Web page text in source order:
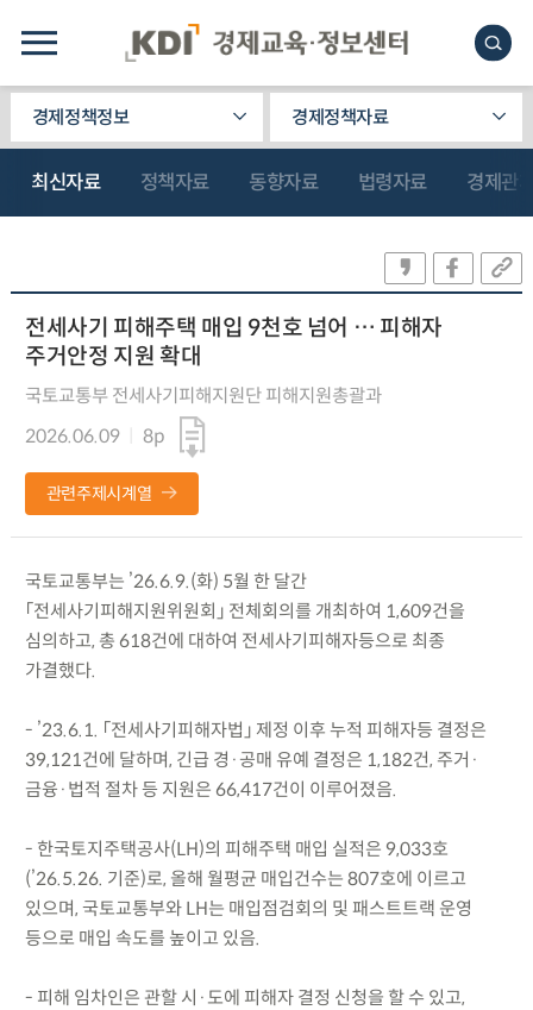
경제정책정보 경제정책자료
최신자료 정책자료 동향자료 법령자료 경제관
전세사기 피해주택 매입 9천호 넘어 … 피해자
주거안정 지원 확대
국토교통부 전세사기피해지원단 피해지원총괄과
2026.06.09
8p
관련주제시계열
국토교통부는 ’26.6.9.(화) 5월 한 달간
「전세사기피해지원위원회」 전체회의를 개최하여 1,609건을
심의하고, 총 618건에 대하여 전세사기피해자등으로 최종
가결했다.
- ’23.6.1. 「전세사기피해자법」 제정 이후 누적 피해자등 결정은
39,121건에 달하며, 긴급 경·공매 유예 결정은 1,182건, 주거·
금융·법적 절차 등 지원은 66,417건이 이루어졌음.
- 한국토지주택공사(LH)의 피해주택 매입 실적은 9,033호
(’26.5.26. 기준)로, 올해 월평균 매입건수는 807호에 이르고
있으며, 국토교통부와 LH는 매입점검회의 및 패스트트랙 운영
등으로 매입 속도를 높이고 있음.
- 피해 임차인은 관할 시·도에 피해자 결정 신청을 할 수 있고,